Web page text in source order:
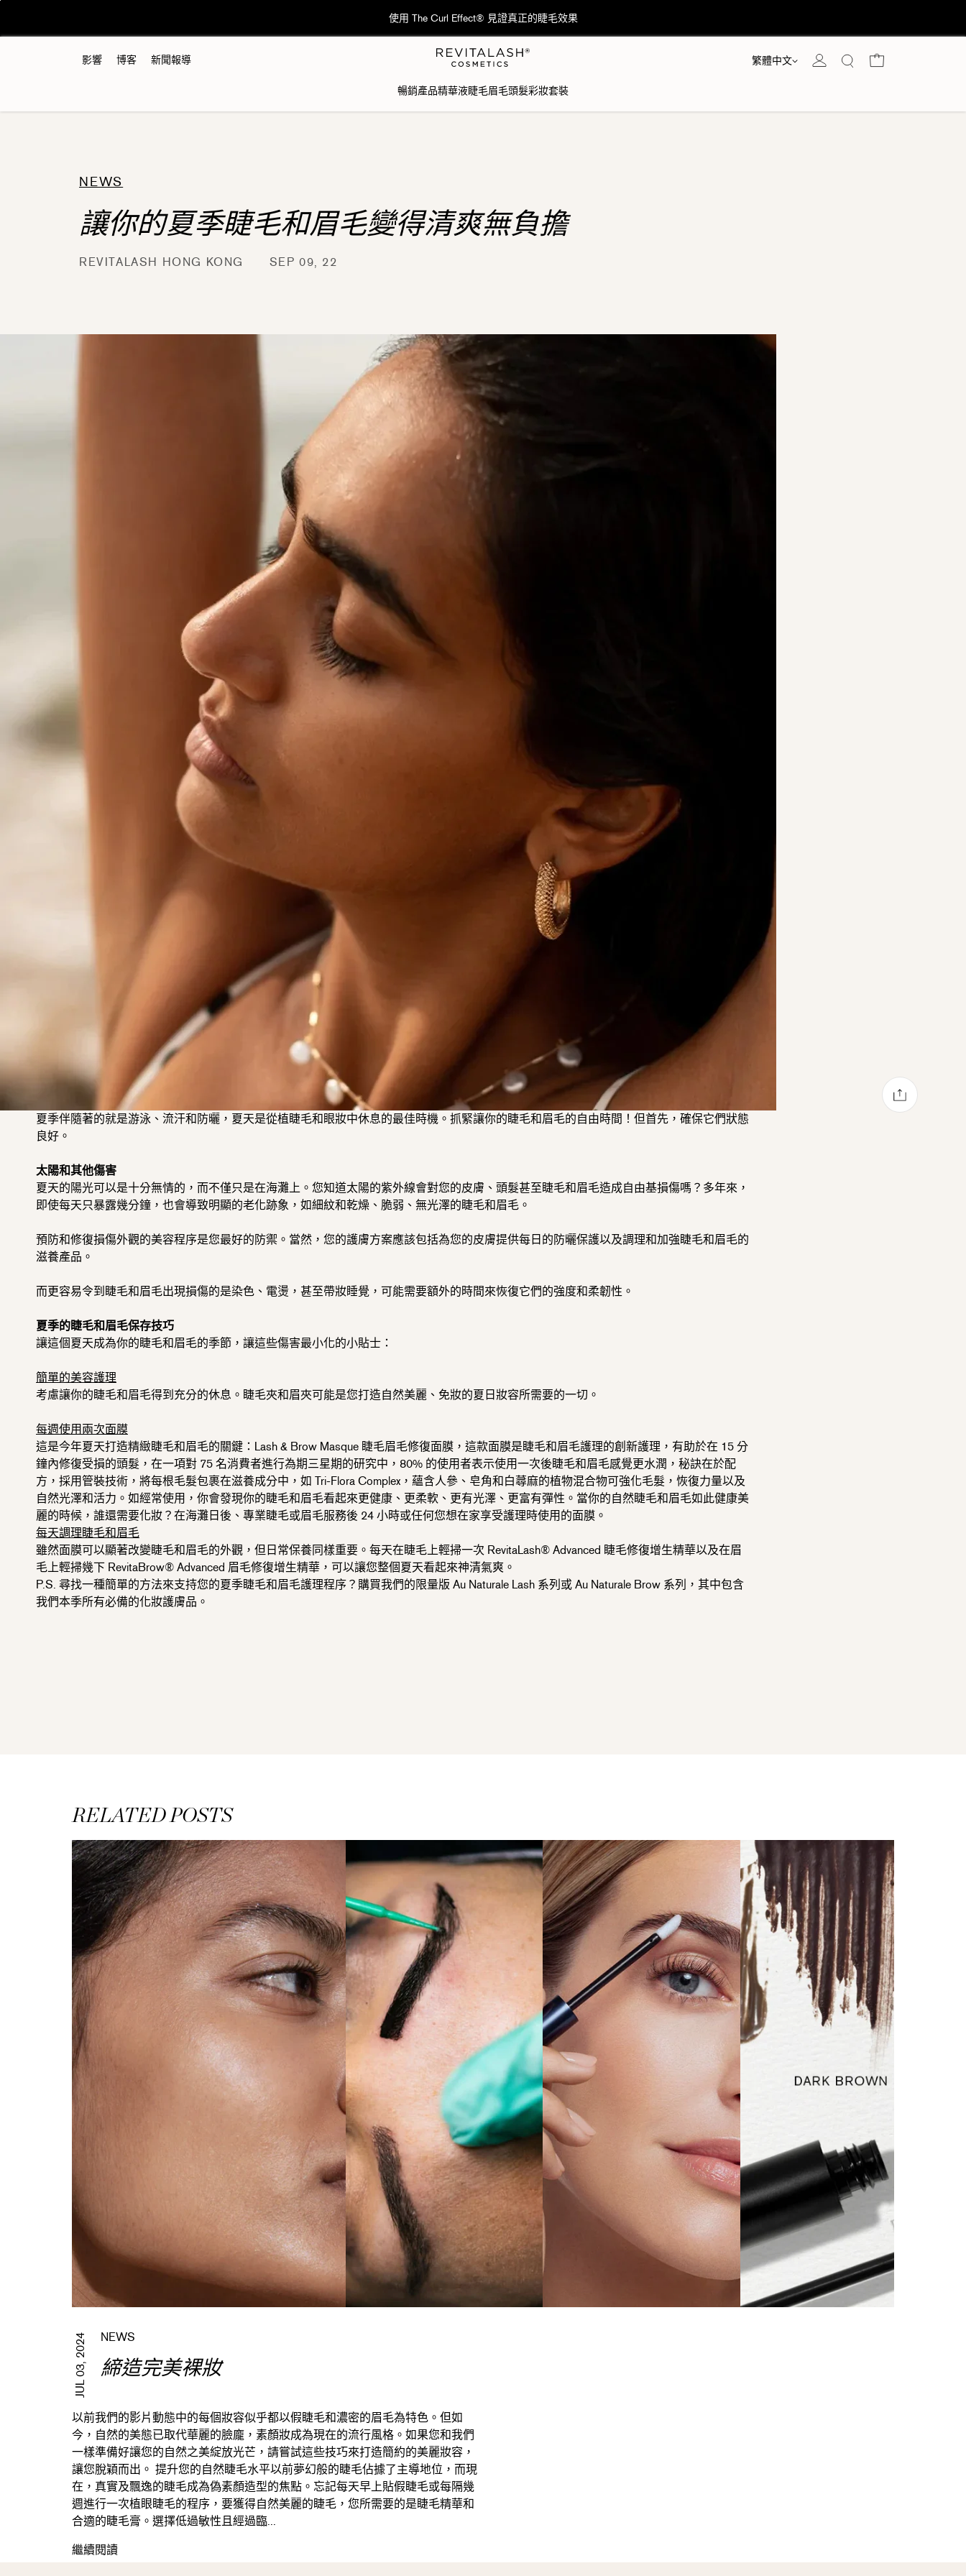
🚚香港：訂單滿港幣$600免費送貨; 澳門：訂單滿港幣$1,000免費送貨
影響 博客 新聞報導 語言
繁體中文 購物車
暢銷產品
修復增生精華
精華液睫毛眉毛頭髮彩妝套裝
Collection 亮眸高光睫毛套裝
Collection 亮眸高光眉毛套裝
NEWS
讓你的夏季睫毛和眉毛變得清爽無負擔
REVITALASH HONG KONG SEP 09, 22
在 Pinterest 上發佈 Pin 貼文
在 Twitter 上發佈
透過電子郵件分
夏季伴隨著的就是游泳、流汗和防曬， 夏天是從植睫毛和眼妝中休息的最佳時機。 抓緊讓你的睫毛和眉毛的自由時間！但首先，確保它們狀態
良好。
太陽和其他傷害
夏天的陽光可以是十分無情的，而不僅只是在海灘上。 您知道太陽的紫外線會對您的皮膚、 頭髮甚至睫毛和眉毛造成自由基損傷嗎？多年來，
即使每天只暴露幾分鐘，也會導致明顯的老化跡象，如細紋和乾燥、 脆弱、無光澤的睫毛和眉毛。
預防和修復損傷外觀的美容程序是您最好的防禦。當然， 您的護膚方案應該包括為您的皮膚提供每日的防曬保護以及調理和加強睫毛和眉毛的
滋養產品。
而更容易令到睫毛和眉毛出現損傷的是染色、電燙，甚至帶妝睡覺， 可能需要額外的時間來恢復它們的強度和柔韌性。
夏季的睫毛和眉毛保存技巧
讓這個夏天成為你的睫毛和眉毛的季節， 讓這些傷害最小化的小貼士：
簡單的美容護理
考慮讓你的睫毛和眉毛得到充分的休息。 睫毛夾和眉夾可能是您打造自然美麗、 免妝的夏日妝容所需要的一切。
每週使用兩次面膜
這是今年夏天打造精緻睫毛和眉毛的關鍵：Lash & Brow Masque 睫毛眉毛修復面膜， 這款面膜是睫毛和眉毛護理的創 新護理，有助於在 15 分
鐘內修復受損的頭髮，在一項對 75 名消費者進行為期三星期的研究中， 80% 的使用者表示使用一次後睫毛和眉毛感覺更水潤， 秘訣在於配
方， 採用管裝技術，將每根毛髮包裹在滋養成分中，如 Tri-Flora Complex，蘊含人參、 皂角和白蕁麻的植物混合物可強化毛髮， 恢復力量以及
自然光澤和活力。如經常使用， 你會發現你的睫毛和眉毛看起來更健康、更柔軟、更有光澤、 更富有彈性。當你的自然睫毛和眉毛如此健康美
麗的時候， 誰還需要化妝？在海灘日後、專業睫毛或眉毛服務後 24 小時或任何您想在家享受護理時使用的面膜。
每天調理睫毛和眉毛
雖然面膜可以顯著改變睫毛和眉毛的外觀，但日常保養同樣重要。 每天在睫毛上輕掃一次 RevitaLash® Advanced 睫毛修復增生精華以及在眉
毛上輕掃幾下 RevitaBrow® Advanced 眉毛修復增生精華，可以讓您整個夏天看起來神清氣爽。
P.S. 尋找一種簡單的方法來支持您的夏季睫毛和眉毛護理程序？ 購買我們的限量版 Au Naturale Lash 系列或 Au Naturale Brow 系列，其中包含
我們本季所有必備的化妝護膚品。
RELATED POSTS
JUL 03, 2024 NEWS
締造完美裸妝
以前我們的影片動態中的每個妝容似乎都以假睫毛和濃密的眉毛為特色。但如
今，自然的美態已取代華麗的臉龐，素顏妝成為現在的流行風格。如果您和我們
一樣準備好讓您的自然之美綻放光芒，請嘗試這些技巧來打造簡約的美麗妝容，
讓您脫穎而出。 提升您的自然睫毛水平以前夢幻般的睫毛佔據了主導地位，而現
在，真實及飄逸的睫毛成為偽素顏造型的焦點。忘記每天早上貼假睫毛或每隔幾
週進行一次植眼睫毛的程序，要獲得自然美麗的睫毛，您所需要的是睫毛精華和
合適的睫毛膏。選擇低過敏性且經過臨...
締造完美裸妝
繼續閱讀